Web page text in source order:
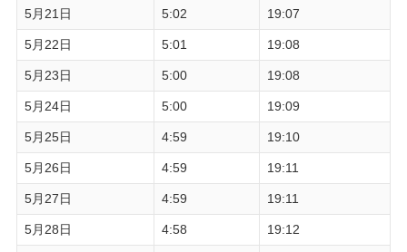
5月21日 5:02 19:07
5月22日 5:01 19:08
5月23日 5:00 19:08
5月24日 5:00 19:09
5月25日 4:59 19:10
5月26日 4:59 19:11
5月27日 4:59 19:11
5月28日 4:58 19:12